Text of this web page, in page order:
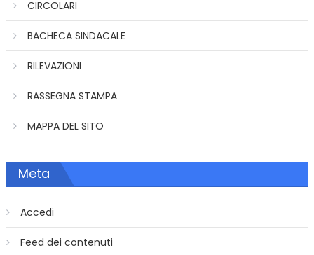
CIRCOLARI
BACHECA SINDACALE
RILEVAZIONI
RASSEGNA STAMPA
MAPPA DEL SITO
Meta
Accedi
Feed dei contenuti